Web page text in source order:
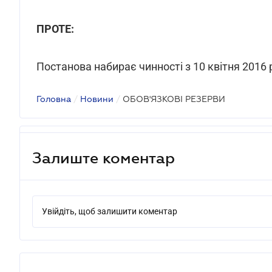
ПРОТЕ:
Постанова набирає чинності з 10 квітня 2016
Головна / Новини / ОБОВ'ЯЗКОВІ РЕЗЕРВИ
Залиште коментар
Увійдіть, щоб залишити коментар